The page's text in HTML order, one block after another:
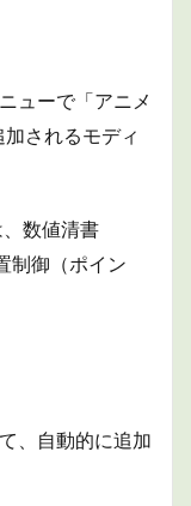
ューで「アニメ
されるモディ
数値清書
制御（ポイン
、自動的に追加